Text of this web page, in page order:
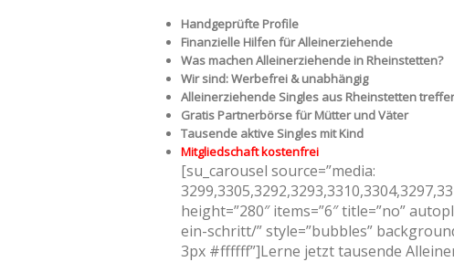
Handgeprüfte Profile
Finanzielle Hilfen für Alleinerziehende
Was machen Alleinerziehende in Rheinstetten?
Wir sind: Werbefrei & unabhängig
Alleinerziehende Singles aus Rheinstetten
Gratis Partnerbörse für Mütter und Väter
Tausende aktive Singles mit Kind
Mitgliedschaft kostenfrei
[su_carousel source=”media:
height=”280″ items=”6″ title=”no”
ein-schritt/” style=”bubbles”
3px #ffffff”]Lerne jetzt tausende